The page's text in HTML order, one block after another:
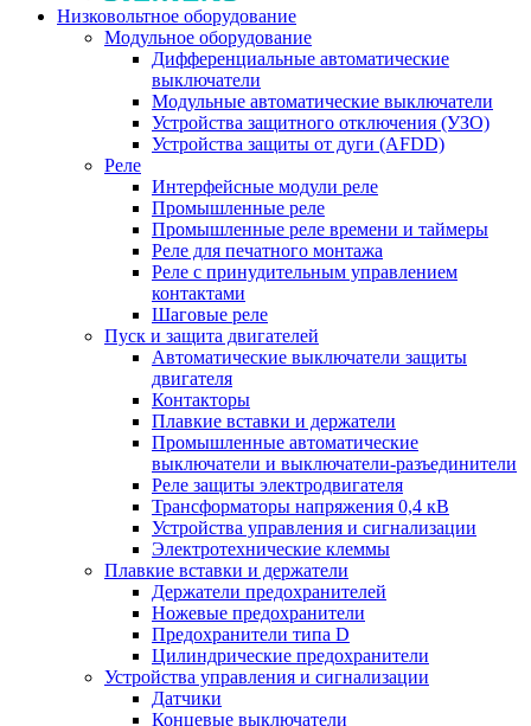
Низковольтное оборудование
Модульное оборудование
Дифференциальные автоматические
выключатели
Модульные автоматические выключатели
Устройства защитного отключения (УЗО)
Устройства защиты от дуги (AFDD)
Реле
Интерфейсные модули реле
Промышленные реле
Промышленные реле времени и таймеры
Реле для печатного монтажа
Реле с принудительным управлением
контактами
Шаговые реле
Пуск и защита двигателей
Автоматические выключатели защиты
двигателя
Контакторы
Плавкие вставки и держатели
Промышленные автоматические
выключатели и выключатели-разъединители
Реле защиты электродвигателя
Трансформаторы напряжения 0,4 кВ
Устройства управления и сигнализации
Электротехнические клеммы
Плавкие вставки и держатели
Держатели предохранителей
Ножевые предохранители
Предохранители типа D
Цилиндрические предохранители
Устройства управления и сигнализации
Датчики
Концевые выключатели